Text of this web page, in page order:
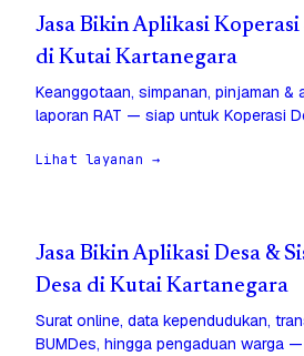
Jasa Bikin Aplikasi
di Kutai Kartanegara
Keanggotaan, simpanan, pinjaman &
laporan RAT — siap untuk Koperasi
Lihat layanan →
Jasa Bikin Aplikasi Desa &
Desa di Kutai Kartanegara
Surat online, data kependudukan,
BUMDes, hingga pengaduan warga